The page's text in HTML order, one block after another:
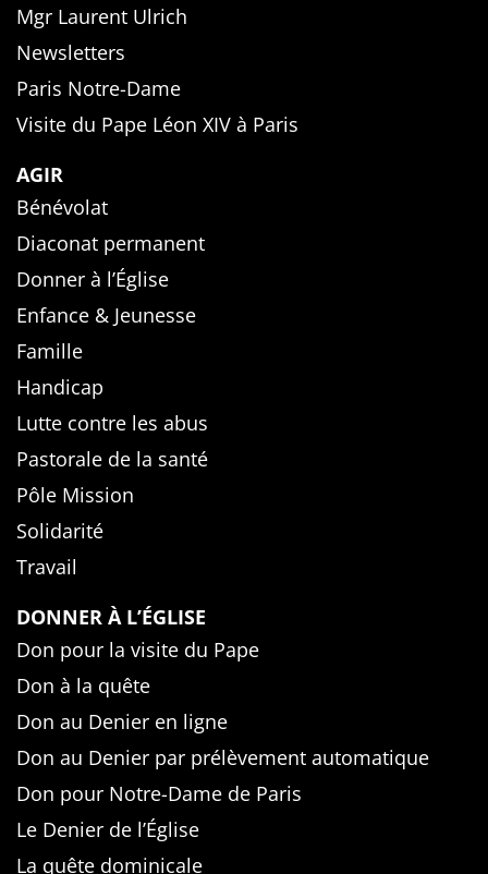
Mgr Laurent Ulrich
Newsletters
Paris Notre-Dame
Visite du Pape Léon XIV à Paris
AGIR
Bénévolat
Diaconat permanent
Donner à l’Église
Enfance & Jeunesse
Famille
Handicap
Lutte contre les abus
Pastorale de la santé
Pôle Mission
Solidarité
Travail
DONNER À L’ÉGLISE
Don pour la visite du Pape
Don à la quête
Don au Denier en ligne
Don au Denier par prélèvement automatique
Don pour Notre-Dame de Paris
Le Denier de l’Église
La quête dominicale